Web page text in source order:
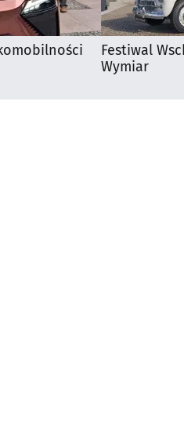
Festiwal
Wymiar